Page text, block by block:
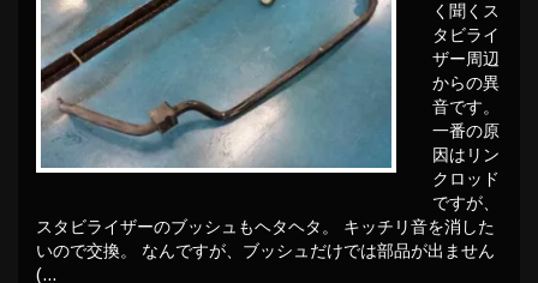
く聞くス
タビライ
ザー周辺
からの異
音です。
一番の原
因はリン
クロッド
ですが、
スタビライザーのブッシュもヘタヘタ。 キッチリ音を消した
いので交換。 なんですが、ブッシュだけでは部品が出ません
(…